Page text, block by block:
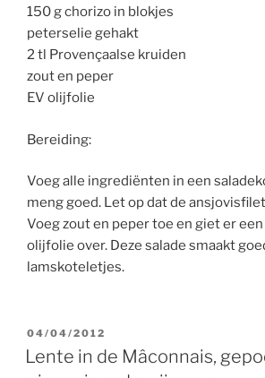
150 g chorizo in blokjes
peterselie gehakt
2 tl Provençaalse kruiden
zout en peper
EV olijfolie
Bereiding:
Voeg alle ingrediënten in een
meng goed. Let op dat de
Voeg zout en peper toe en giet er
olijfolie over. Deze salade smaakt
lamskoteletjes.
GEPLAATST
OP
04/04/2012
Lente in de Mâconnais,